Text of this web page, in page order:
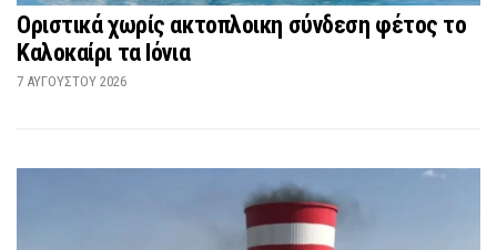
Οριστικά χωρίς ακτοπλοικη σύνδεση φέτος το
Καλοκαίρι τα Ιόνια
7 ΑΥΓΟΎΣΤΟΥ 2026